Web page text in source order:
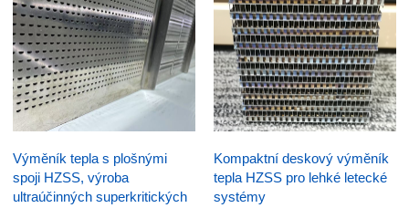
Výměník tepla s plošnými
spoji HZSS, výroba
ultraúčinných superkritických
Kompaktní deskový výměník
tepla HZSS pro lehké letecké
systémy